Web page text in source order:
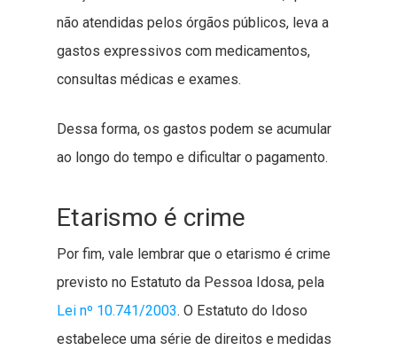
não atendidas pelos órgãos públicos, leva a
gastos expressivos com medicamentos,
consultas médicas e exames.
Dessa forma, os gastos podem se acumular
ao longo do tempo e dificultar o pagamento.
Etarismo é crime
Por fim, vale lembrar que o etarismo é crime
previsto no Estatuto da Pessoa Idosa, pela
Lei nº 10.741/2003. O Estatuto do Idoso
estabelece uma série de direitos e medidas